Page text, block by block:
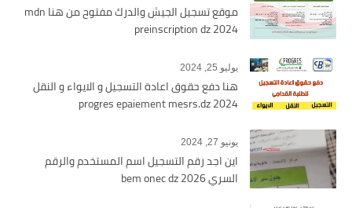
موقع تسجيل الجيش والدرك مفتوح من هنا mdn
preinscription dz 2024
يوليو 25, 2024
هنا دفع حقوق اعادة التسجيل و الايواء و النقل
2024 progres epaiement mesrs.dz
يونيو 27, 2024
اين اجد رقم التسجيل اسم المستخدم والرقم
السري bem onec dz 2026